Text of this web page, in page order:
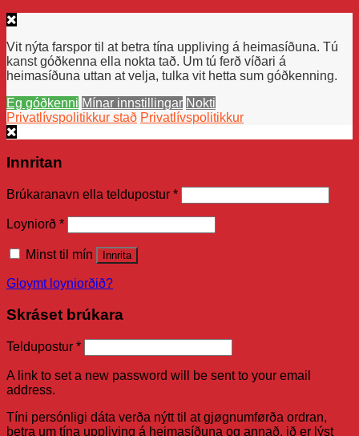
Vit nýta farspor til at betra tína uppliving á heimasíðuna. Tú
kanst góðkenna ella nokta tað. Um tú ferð víðari á
heimasíðuna uttan at velja, tulka vit hetta sum góðkenning.
Eg góðkenni Mínar innstillingar Nokti
Privatlívspolitikkur stað Privatlívspolitikkur
Innritan
Brúkaranavn ella teldupostur *
Loyniorð *
Minst til mín Innrita
Gloymt loyniorðið?
Skráset brúkara
Teldupostur *
A link to set a new password will be sent to your email
address.
Tíni persónligi dáta verða nýtt til at gjøgnumførða ordran,
betra um tína uppliving á heimasíðuna og annað, ið er lýst